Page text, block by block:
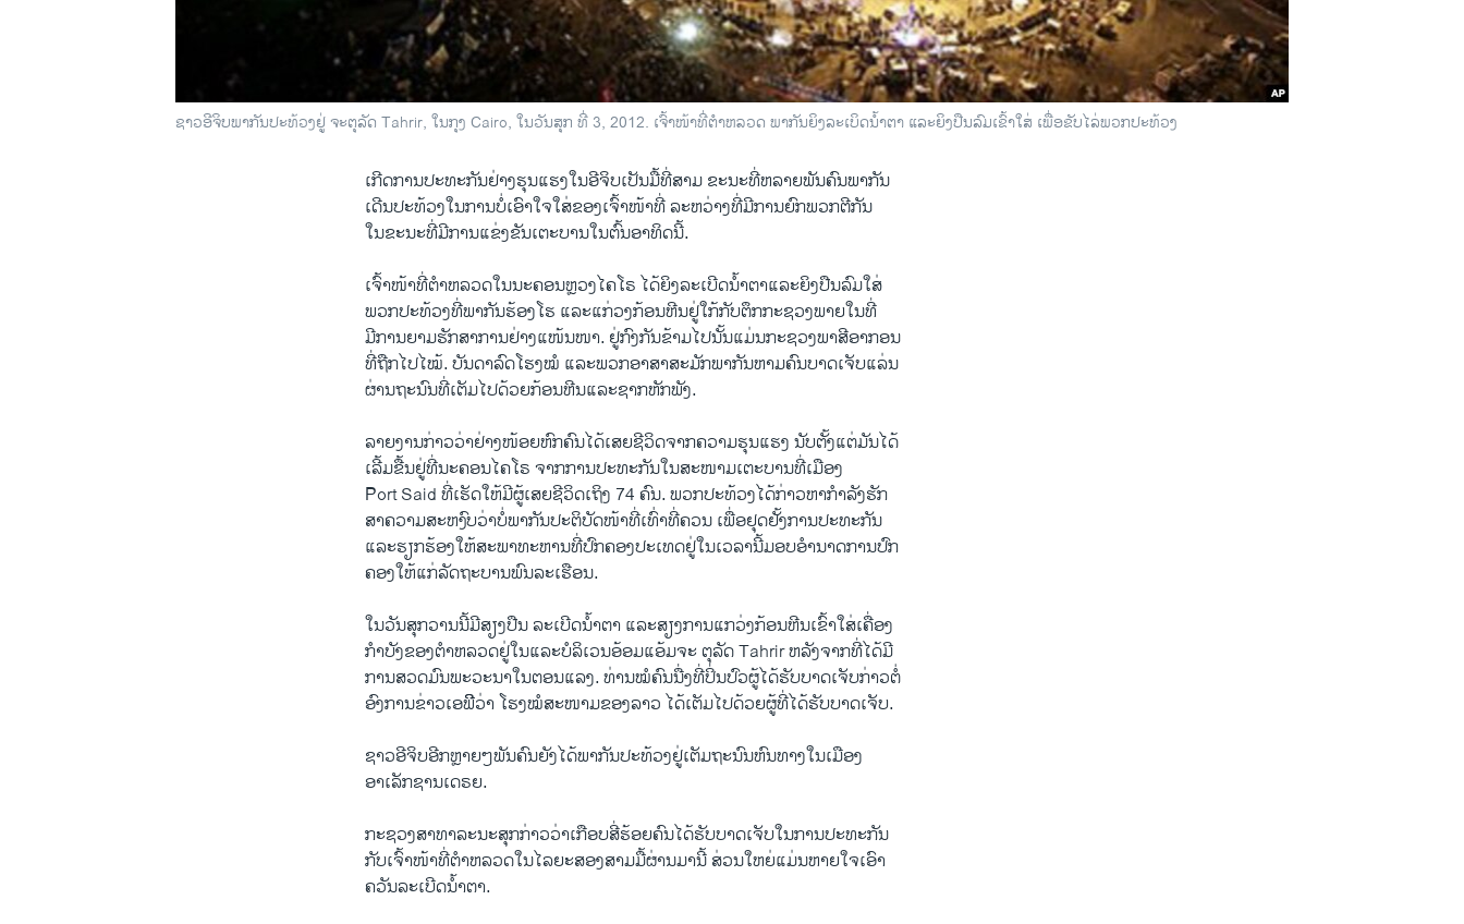
ຊາວອີຈິບພາກັນປະທ້ວງຢູ່ ຈະຕຸລັດ Tahrir, ໃນກຸງ Cairo, ໃນວັນສຸກ ທີ່ 3, 2012. ເຈົ້າໜ້າທີ່ຕໍາຫລວດ ພາກັນຍິງລະເບິດນໍ້າຕາ ແລະຍິງປືນລົມເຂົ້າໃສ່ ເພື່ອຂັບໄລ່ພວກປະທ້ວງ
ເກີດ​ການ​ປະ​ທະ​ກັນ​ຢ່າງ​ຮຸນ​ແຮງໃນອີ​ຈິບ​ເປັນ​ມື້​ທີ່​ສາມ ຂະນະ​ທີ່​ຫລາຍ​ພັນ​ຄົນ​ພາກັນ
ເດີນປະ​ທ້ວງໃນກາ​ນບໍ່​ເອົາ​ໃຈ​ໃສ່ຂອງ​ເຈົ້າ​ໜ້າ​ທີ່​ ລະຫວ່າງ​ທີ່​ມີ​ການ​ຍົກ​ພວກ​ຕີ​ກັນ
ໃນຂະນະ​ທີ່​ມີ​ການ​ແຂ່ງຂັນ​ເຕະບານ​ໃນ​ຕົ້ນ​ອາທິດ​ນີ້.
ເຈົ້າ​ໜ້າ​ທີ່​ຕໍາຫລວດ​ໃນ​ນະຄອນຫຼວງ​ໄຄ​ໂຣ ​ໄດ້​ຍິງ​ລະ​ເບີດ​ນໍ້າຕາແລະ​ຍິງ​ປືນ​ລົມ​ໃສ່
ພວກ​ປະ​ທ້ວງທີ່​ພາກັນ​ຮ້ອງ​ໂຮ ​ແລະ​ແກ່ວ​ງກ້ອນ​ຫີນ​ຢູ່ໃກ້​ກັບ​ຕຶກກະ​ຊວງ​ພາຍໃນທີ່​
ມີ​ການ​ຍາມ​ຮັກສາ​ການ​ຢ່າງ​ແໜ້ນໜາ. ຢູ່​ກົງ​ກັນ​ຂ້າມ​ໄປ​ນັ້ນແມ່ນ​ກະ​ຊວງພາສີ​ອາກອນ
ທີ່​ຖືກ​ໄປໄໝ້. ບັນດາ​ລົດໂຮງ​ໝໍ ​ແລະພວກອາສາ​ສະມັກ​ພາກັນ​ຫາມ​ຄົນ​ບາດ​ເຈັບ​ແລ່ນ​
ຜ່ານ​ຖະນົນ​ທີ່​ເຕັ​ມ​ໄປ​ດ້ວຍ​ກ້ອນ​ຫີນ​ແລະ​ຊາກ​ຫັກ​ພັງ.
ລາຍ​ງານ​ກ່າວ​ວ່າ​ຢ່າງ​ໜ້ອຍຫົກ​ຄົນ​ໄດ້​ເສຍ​ຊີວິດຈາກ​ຄວາມຮຸນ​ແຮງ ນັບ​ຕັ້ງ​ແຕ່​ມັນໄດ້
ເລີ້​ມຂື້ນຢູ່​ທີ່​ນະຄອນ​ໄຄ​ໂຣ ຈາກການປະ​ທະ​ກັນ​ໃນ​ສະໜາມ​ເຕະບານ​ທີ່​ເມືອງ
Port Said ທີ່​ເຮັດ​ໃຫ້​ມີ​ຜູ້ເສຍ​ຊີວິດ​ເຖິງ 74 ຄົນ. ພວກ​ປະ​ທ້ວງໄດ້​ກ່າວ​ຫາກໍາ​ລັງ​ຮັກ
ສາ​ຄວາມ​ສະຫງົບ​ວ່າບໍ່​ພາກັນ​ປະ​ຕິ​ບັດ​ໜ້າ​ທີ່​ເທົ່າ​ທີ່​ຄວນ ເພື່ອ​ຢຸດ​ຢັ້ງ​ການປະ​ທະ​ກັນ ​
ແລະ​ຮຽກຮ້ອງໃຫ້ສະພາ​ທະ​ຫານທີ່​ປົກຄອງ​ປະ​ເທດ​ຢູ່​ໃນ​ເວລາ​ນີ້ມອບ​ອໍານາດ​ການ​ປົກ
ຄອງ​ໃຫ້​ແກ່ລັດຖະບານ​ພົນ​ລະ​ເຮືອນ.
ໃນ​ວັນ​ສຸກວານ​ນີ້ມີສຽງ​ປືນ ​ລະ​ເບີດນໍ້າຕາ ​ແລະ​ສຽງ​ການ​ແກວ່ງ​ກ້ອນ​ຫີນ​ເຂົ້າ​ໃສ່​ເຄື່ອງ​
ກໍາ​ບັງ​ຂອງ​ຕໍາຫລວດຢູ່​ໃນ​ແລະ​ບໍລິ​ເວນ​ອ້ອມແອ້ມຈະ​ ​ຕຸ​ລັດ Tahrir ຫລັງຈາກທີ່ໄດ້ມີ
ການສວດ​ມົນ​ພະວະ​ນາໃນຕອນແລງ. ທ່ານໝໍຄົນນື່ງທີ່ປິ່ນປົວຜູ້ໄດ້ຮັບບາດເຈັບກ່າວຕໍ່
ອົງການ​ຂ່າວ​ເອພີີ​ວ່າ ໂຮງໝໍສະໜາມ​ຂອງ​ລາວ ​ໄດ້ເຕັມໄປດ້ວຍຜູ້ທີ່ໄດ້ຮັບບາດເຈັບ.
ຊາວອີຈິບອີກຫຼາຍໆພັນຄົນຍັງໄດ້ພາກັນປະທ້ວງຢູ່ເຕັມຖະນົນຫົນທາງໃນເມືອງ
ອາເລັກຊານເດຣຍ.
ກະຊວງສາທາລະນະສຸກກ່າວວ່າເກືອບສີ່ຮ້ອຍຄົນໄດ້ຮັບບາດເຈັບ​ໃນການປະທະກັນ
ກັບເຈົ້າໜ້າທີ່ຕໍາຫລວດໃນ​ໄລຍະ​ສອງ​ສາມມື້ຜ່ານ​ມານີ້ ສ່ວ​ນ​ໃຫຍ່​ແມ່ນ​ຫາຍ​ໃຈ​ເອົາ
ຄວັນ​ລະ​ເບີດ​ນໍ້າຕາ.